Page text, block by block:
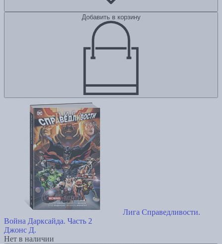
Добавить в корзину
Лига Справедливости.
Война Дарксайда. Часть 2
Джонс Д.
Нет в наличии